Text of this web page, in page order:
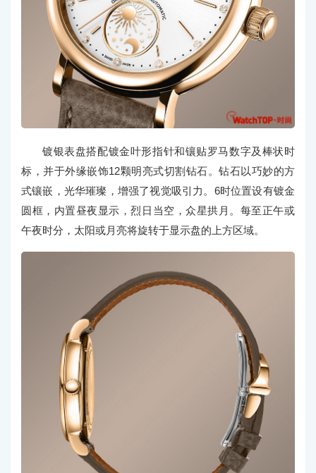
镀银表盘搭配镀金叶形指针和镶贴罗马数字及棒状时
标，并于外缘嵌饰12颗明亮式切割钻石。钻石以巧妙的方
式镶嵌，光华璀璨，增强了视觉吸引力。6时位置设有镀金
圆框，内置昼夜显示，烈日当空，众星拱月。每至正午或
午夜时分，太阳或月亮将旋转于显示盘的上方区域。